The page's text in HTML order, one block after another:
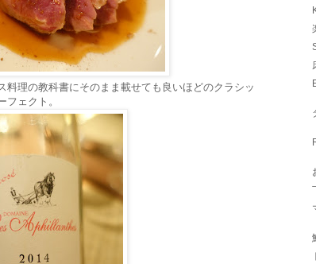
料理の教科書にそのまま載せても良いほどのクラシッ
ェクト。